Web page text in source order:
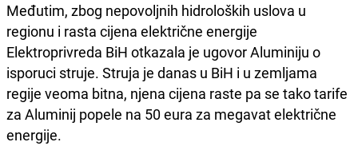
Međutim, zbog nepovoljnih hidroloških uslova u
regionu i rasta cijena električne energije
Elektroprivreda BiH otkazala je ugovor Aluminiju o
isporuci struje. Struja je danas u BiH i u zemljama
regije veoma bitna, njena cijena raste pa se tako tarife
za Aluminij popele na 50 eura za megavat električne
energije.